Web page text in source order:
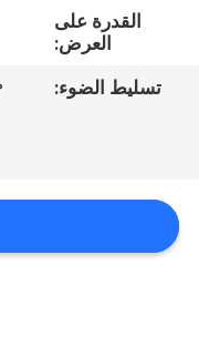
اطلب
خريطة
الموقع
القدرة على
العرض:
تسليط الضوء: